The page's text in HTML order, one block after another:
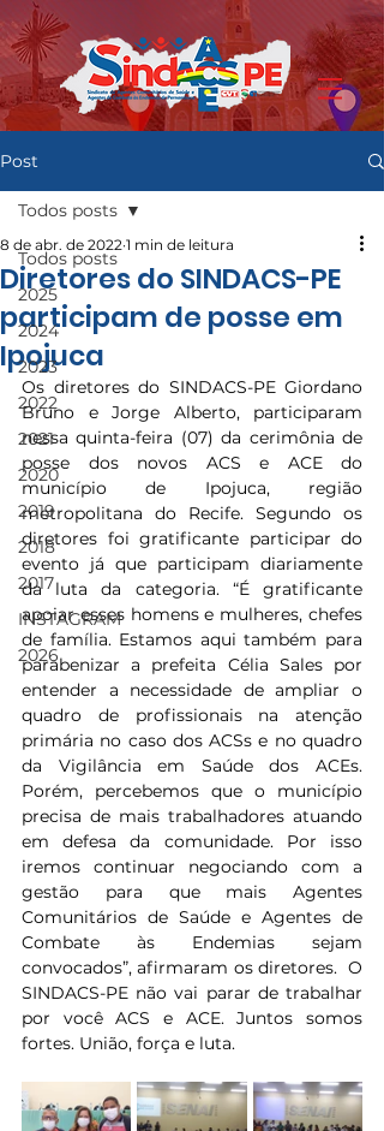
Post
Todos posts
2025
2024
2023
2022
2021
2020
2019
2018
2017
INSTAGRAM
2026
Todos posts
Diretores do SINDACS-PE
participam de posse em
Ipojuca
8 de abr. de 2022 1 min de leitura
Os diretores do SINDACS-PE Giordano
Bruno e Jorge Alberto, participaram
nessa quinta-feira (07) da cerimônia de
posse dos novos ACS e ACE do
município de Ipojuca, região
metropolitana do Recife. Segundo os
diretores foi gratificante participar do
evento já que participam diariamente
da luta da categoria. “É gratificante
apoiar esses homens e mulheres, chefes
de família. Estamos aqui também para
parabenizar a prefeita Célia Sales por
entender a necessidade de ampliar o
quadro de profissionais na atenção
primária no caso dos ACSs e no quadro
da Vigilância em Saúde dos ACEs.
Porém, percebemos que o município
precisa de mais trabalhadores atuando
em defesa da comunidade. Por isso
iremos continuar negociando com a
gestão para que mais Agentes
Comunitários de Saúde e Agentes de
Combate às Endemias sejam
convocados”, afirmaram os diretores.  O
SINDACS-PE não vai parar de trabalhar
por você ACS e ACE. Juntos somos
fortes. União, força e luta.